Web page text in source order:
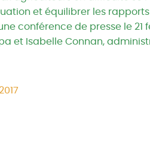
et équilibrer les
conférence de presse le
et Isabelle Connan,